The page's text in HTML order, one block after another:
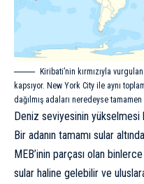
Kiribati’nin kırmızıyla
kapsıyor. New York City ile aynı
dağılmış adaları neredeyse
Deniz seviyesinin yükselmesi
Bir adanın tamamı sular
MEB’inin parçası olan
sular haline gelebilir ve